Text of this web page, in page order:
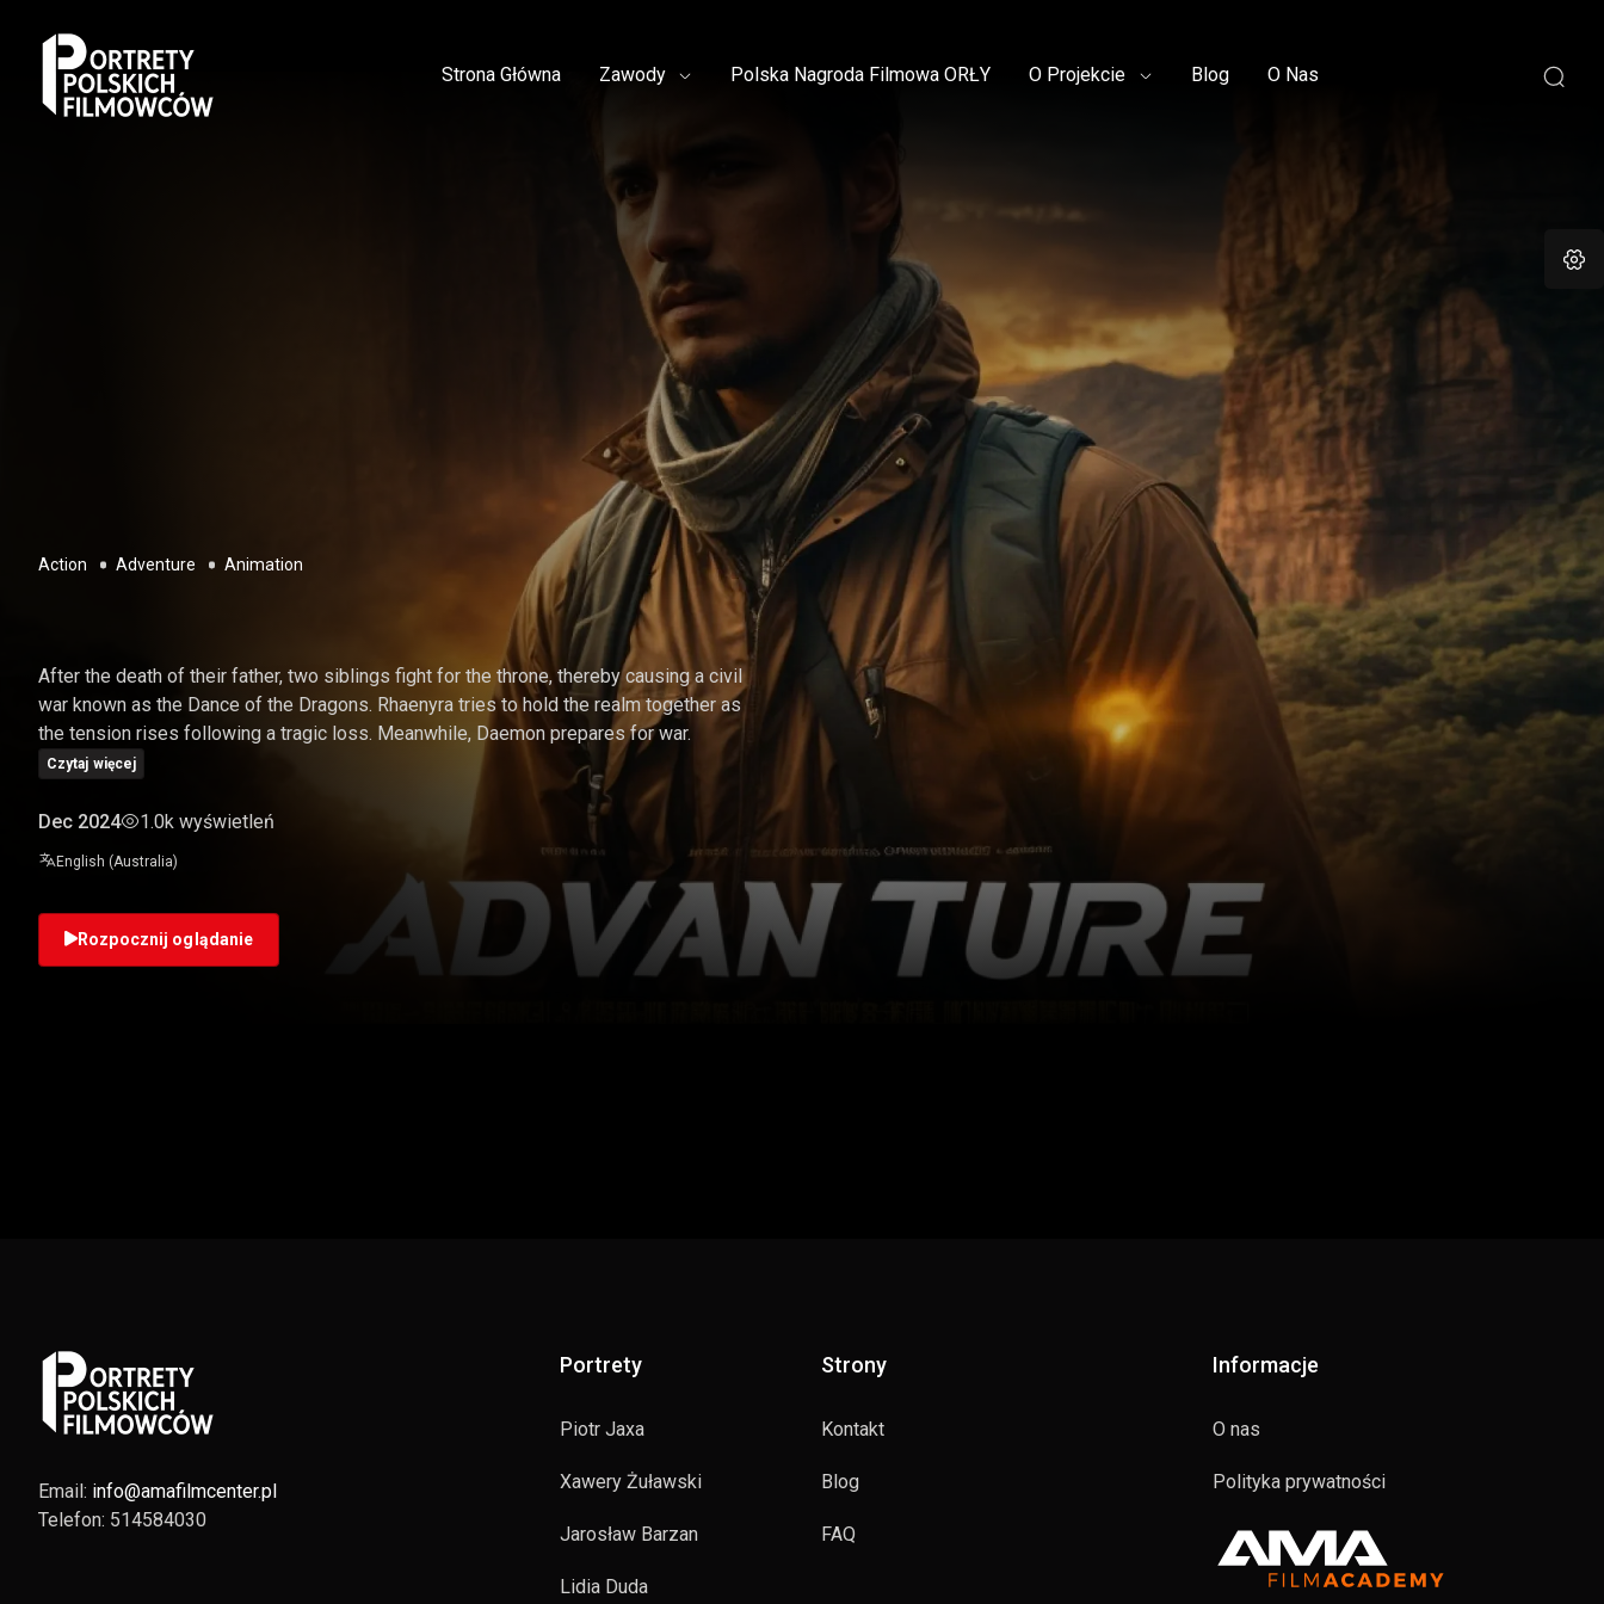
Strona Główna Zawody Polska Nagroda Filmowa ORŁY O Projekcie Blog O Nas
Action Adventure Animation
After the death of their father, two siblings fight for the throne, thereby causing a civil
war known as the Dance of the Dragons. Rhaenyra tries to hold the realm together as
the tension rises following a tragic loss. Meanwhile, Daemon prepares for war.
Czytaj więcej
Dec 2024 1.0k wyświetleń
English (Australia)
Rozpocznij oglądanie
Email: info@amafilmcenter.pl
Telefon: 514584030
Portrety
Piotr Jaxa
Xawery Żuławski
Jarosław Barzan
Lidia Duda
Strony
Kontakt
Blog
FAQ
Informacje
O nas
Polityka prywatności